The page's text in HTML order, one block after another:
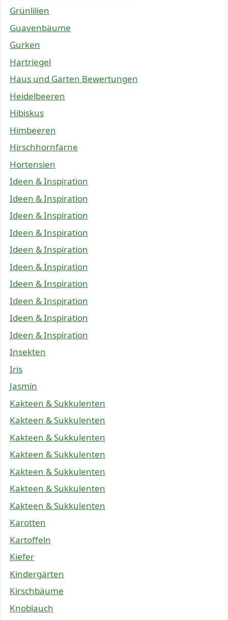
Grünlilien
Guavenbäume
Gurken
Hartriegel
Haus und Garten Bewertungen
Heidelbeeren
Hibiskus
Himbeeren
Hirschhornfarne
Hortensien
Ideen & Inspiration
Ideen & Inspiration
Ideen & Inspiration
Ideen & Inspiration
Ideen & Inspiration
Ideen & Inspiration
Ideen & Inspiration
Ideen & Inspiration
Ideen & Inspiration
Ideen & Inspiration
Insekten
Iris
Jasmin
Kakteen & Sukkulenten
Kakteen & Sukkulenten
Kakteen & Sukkulenten
Kakteen & Sukkulenten
Kakteen & Sukkulenten
Kakteen & Sukkulenten
Kakteen & Sukkulenten
Karotten
Kartoffeln
Kiefer
Kindergärten
Kirschbäume
Knoblauch